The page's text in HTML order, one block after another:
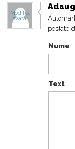
Modifica
avatar
postate
Nume
Text